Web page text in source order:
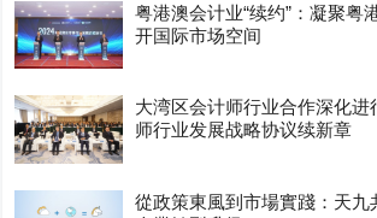
粤港澳会计业“续约”：凝聚粤
开国际市场空间
大湾区会计师行业合作深化进
师行业发展战略协议续新章
從政策東風到市場實踐：天九